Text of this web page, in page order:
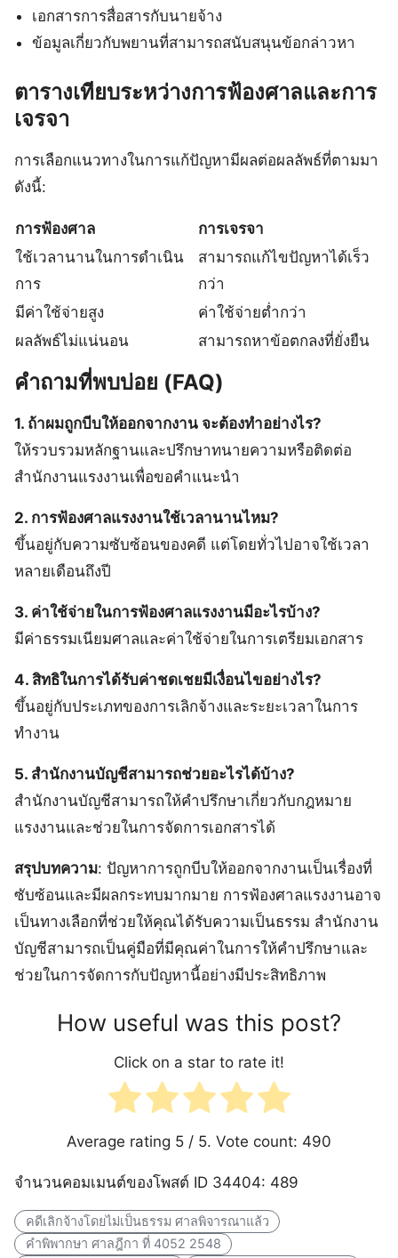
เอกสารการสื่อสารกับนายจ้าง
ข้อมูลเกี่ยวกับพยานที่สามารถสนับสนุนข้อกล่าวหา
ตารางเทียบระหว่างการฟ้องศาลและการ
เจรจา
การเลือกแนวทางในการแก้ปัญหามีผลต่อผลลัพธ์ที่ตามมา
ดังนี้:
การฟ้องศาล
การเจรจา
ใช้เวลานานในการดำเนิน
การ
สามารถแก้ไขปัญหาได้เร็ว
กว่า
มีค่าใช้จ่ายสูง
ค่าใช้จ่ายต่ำกว่า
ผลลัพธ์ไม่แน่นอน
สามารถหาข้อตกลงที่ยั่งยืน
คำถามที่พบบ่อย (FAQ)
1. ถ้าผมถูกบีบให้ออกจากงาน จะต้องทำอย่างไร?
ให้รวบรวมหลักฐานและปรึกษาทนายความหรือติดต่อ
สำนักงานแรงงานเพื่อขอคำแนะนำ
2. การฟ้องศาลแรงงานใช้เวลานานไหม?
ขึ้นอยู่กับความซับซ้อนของคดี แต่โดยทั่วไปอาจใช้เวลา
หลายเดือนถึงปี
3. ค่าใช้จ่ายในการฟ้องศาลแรงงานมีอะไรบ้าง?
มีค่าธรรมเนียมศาลและค่าใช้จ่ายในการเตรียมเอกสาร
4. สิทธิในการได้รับค่าชดเชยมีเงื่อนไขอย่างไร?
ขึ้นอยู่กับประเภทของการเลิกจ้างและระยะเวลาในการ
ทำงาน
5. สำนักงานบัญชีสามารถช่วยอะไรได้บ้าง?
สำนักงานบัญชีสามารถให้คำปรึกษาเกี่ยวกับกฎหมาย
แรงงานและช่วยในการจัดการเอกสารได้
สรุปบทความ: ปัญหาการถูกบีบให้ออกจากงานเป็นเรื่องที่
ซับซ้อนและมีผลกระทบมากมาย การฟ้องศาลแรงงานอาจ
เป็นทางเลือกที่ช่วยให้คุณได้รับความเป็นธรรม สำนักงาน
บัญชีสามารถเป็นคู่มือที่มีคุณค่าในการให้คำปรึกษาและ
ช่วยในการจัดการกับปัญหานี้อย่างมีประสิทธิภาพ
How useful was this post?
Click on a star to rate it!
Average rating 5 / 5. Vote count: 490
จำนวนคอมเมนต์ของโพสต์ ID 34404: 489
คดีเลิกจ้างโดยไม่เป็นธรรม ศาลพิจารณาแล้ว
คำพิพากษา ศาลฎีกา ที่ 4052 2548